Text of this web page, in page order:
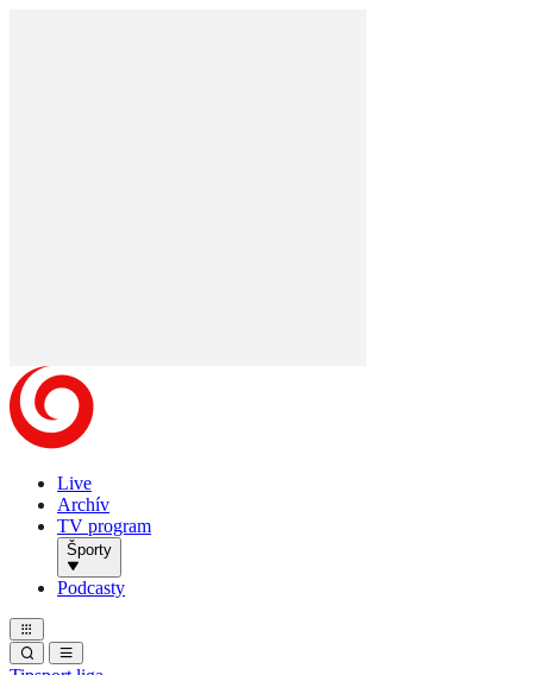
Live
Archív
TV program
Športy
Podcasty